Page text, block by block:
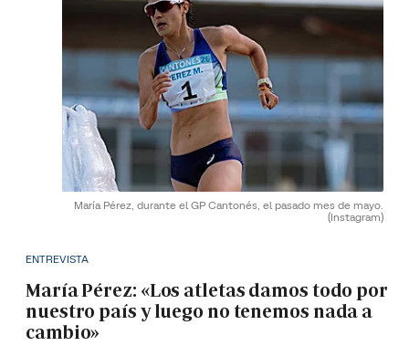
María Pérez, durante el GP Cantonés, el pasado mes de mayo.
(Instagram)
ENTREVISTA
María Pérez: «Los atletas damos todo por
nuestro país y luego no tenemos nada a
cambio»